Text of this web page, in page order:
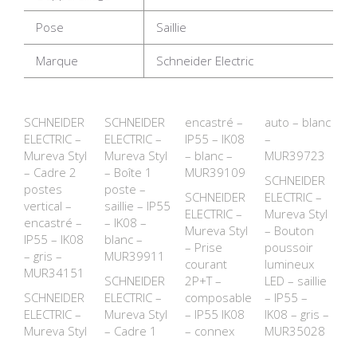
Pose Saillie
Marque Schneider Electric
SCHNEIDER
ELECTRIC –
Mureva Styl
– Cadre 2
postes
vertical –
encastré –
IP55 – IK08
– gris –
MUR34151
SCHNEIDER
ELECTRIC –
Mureva Styl
SCHNEIDER
ELECTRIC –
Mureva Styl
– Boîte 1
poste –
saillie – IP55
– IK08 –
blanc –
MUR39911
SCHNEIDER
ELECTRIC –
Mureva Styl
– Cadre 1
encastré –
IP55 – IK08
– blanc –
MUR39109
SCHNEIDER
ELECTRIC –
Mureva Styl
– Prise
courant
2P+T –
composable
– IP55 IK08
– connex
auto – blanc
–
MUR39723
SCHNEIDER
ELECTRIC –
Mureva Styl
– Bouton
poussoir
lumineux
LED – saillie
– IP55 –
IK08 – gris –
MUR35028